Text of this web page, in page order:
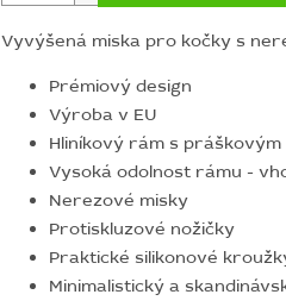
Vyvýšená miska pro kočky s
Prémiový design
Výroba v EU
Hliníkový rám s
Vysoká odolnost rámu -
Nerezové misky
Protiskluzové nožičky
Praktické silikonové
Minimalistický a